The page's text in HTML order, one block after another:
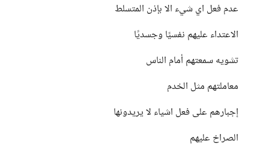
عدم فعل اي شيء الا بإذن المتسلط
الاعتداء عليهم نفسيًا وجسديًا
تشويه سمعتهم أمام الناس
معاملتهم مثل الخدم
إجبارهم على فعل اشياء لا يريدونها
الصراخ عليهم